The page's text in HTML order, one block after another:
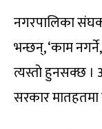
नगरपालिका
भन्छन्, ‘काम
त्यस्तो हुनसक्छ
सरकार मातहतमा